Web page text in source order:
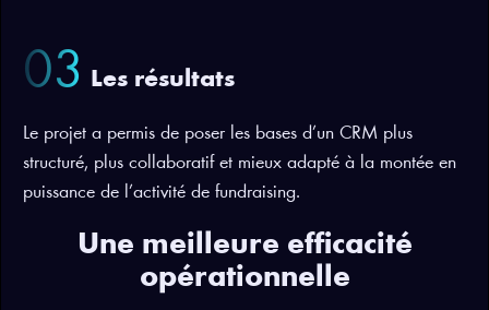
03 Les résultats
Le projet a permis de poser les bases d’un CRM plus
structuré, plus collaboratif et mieux adapté à la montée en
puissance de l’activité de fundraising.
Une meilleure efficacité
opérationnelle